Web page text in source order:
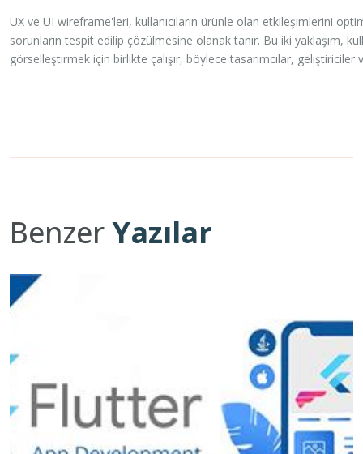
UX ve UI wireframe'leri, kullanıcıların ürünle olan etkileşimlerini
sorunların tespit edilip çözülmesine olanak tanır. Bu iki yaklaşım,
görselleştirmek için birlikte çalışır, böylece tasarımcılar,
BenzerYazılar